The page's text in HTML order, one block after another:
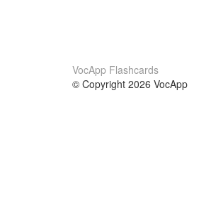
VocApp Flashcards
© Copyright 2026 VocApp